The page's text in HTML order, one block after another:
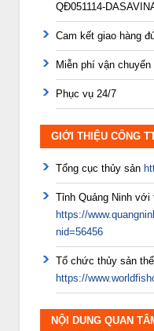
QĐ051114-
Cam kết giao hàng
Miễn phí vận chuyển
Phục vụ 24/7
GIỚI THIỆU CỔNG
Tổng cục thủy sản
Tỉnh Quảng Ninh với
https://
nid=56456
Tổ chức thủy sản
https://
NỘI DUNG QUAN